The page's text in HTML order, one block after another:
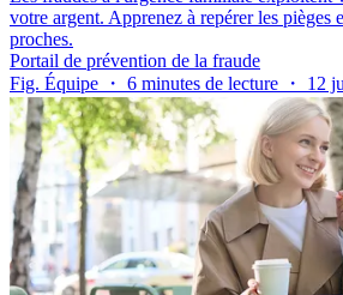
votre argent. Apprenez à repérer les pièges
proches.
Portail de prévention de la fraude
Fig. Équipe ・ 6 minutes de lecture ・ 12